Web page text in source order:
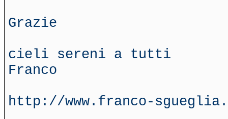
Grazie
cieli sereni a tutti
Franco
http://www.franco-